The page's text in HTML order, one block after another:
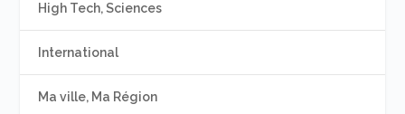
High Tech, Sciences
International
Ma ville, Ma Région